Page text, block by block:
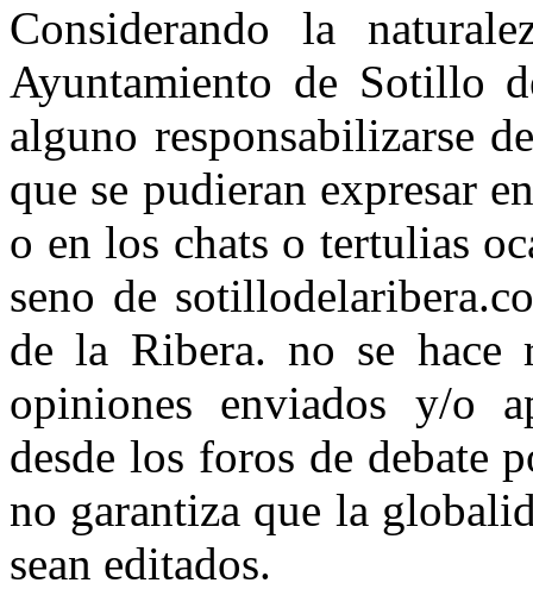
Considerando la
Ayuntamiento de Sotillo
alguno responsabilizarse
que se pudieran expresar
o en los chats o tertulias
seno de
de la Ribera. no se hace
opiniones enviados y/o
desde los foros de debate
no garantiza que la
sean editados.